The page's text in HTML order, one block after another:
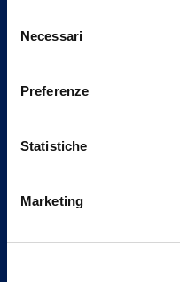
può trovare nel footer del
delNecessari
Preferenze
Statistiche
Marketing
20149 Milano